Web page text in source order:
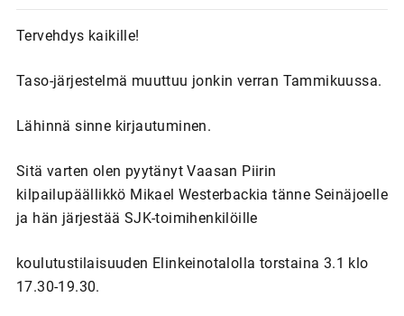
Tervehdys kaikille!
Taso-järjestelmä muuttuu jonkin verran Tammikuussa.
Lähinnä sinne kirjautuminen.
Sitä varten olen pyytänyt Vaasan Piirin
kilpailupäällikkö Mikael Westerbackia tänne Seinäjoelle
ja hän järjestää SJK-toimihenkilöille
koulutustilaisuuden Elinkeinotalolla torstaina 3.1 klo
17.30-19.30.